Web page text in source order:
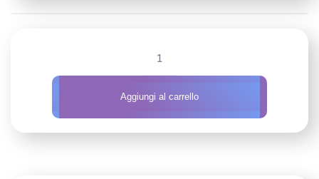
Marketing
quantità
Aggiungi al carrello